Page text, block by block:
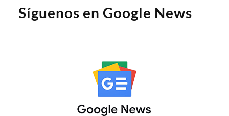
Síguenos en Google News